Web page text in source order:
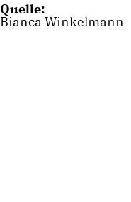
Quelle:
Bianca Winkelmann